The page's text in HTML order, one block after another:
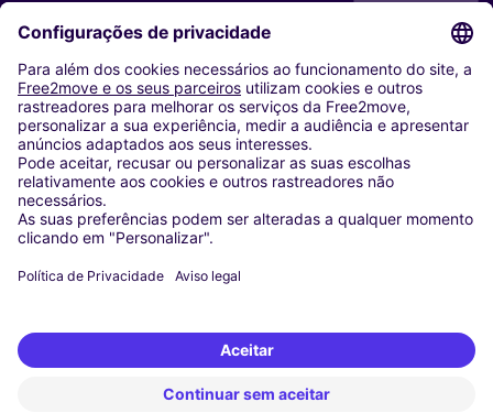
NOSSAS CIDADES
Washington DC
Milan
Rome
Turin
Vienna
Berlin
Cologne
Dusseldorf
Frankfurt
Munich